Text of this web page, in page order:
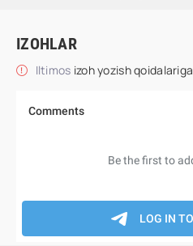
IZOHLAR
Iltimos izoh yozish qoidalariga